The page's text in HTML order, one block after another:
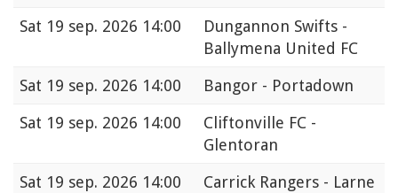
Sat 19 sep. 2026 14:00
Dungannon Swifts -
Ballymena United FC
Sat 19 sep. 2026 14:00
Bangor - Portadown
Sat 19 sep. 2026 14:00
Cliftonville FC -
Glentoran
Sat 19 sep. 2026 14:00
Carrick Rangers - Larne